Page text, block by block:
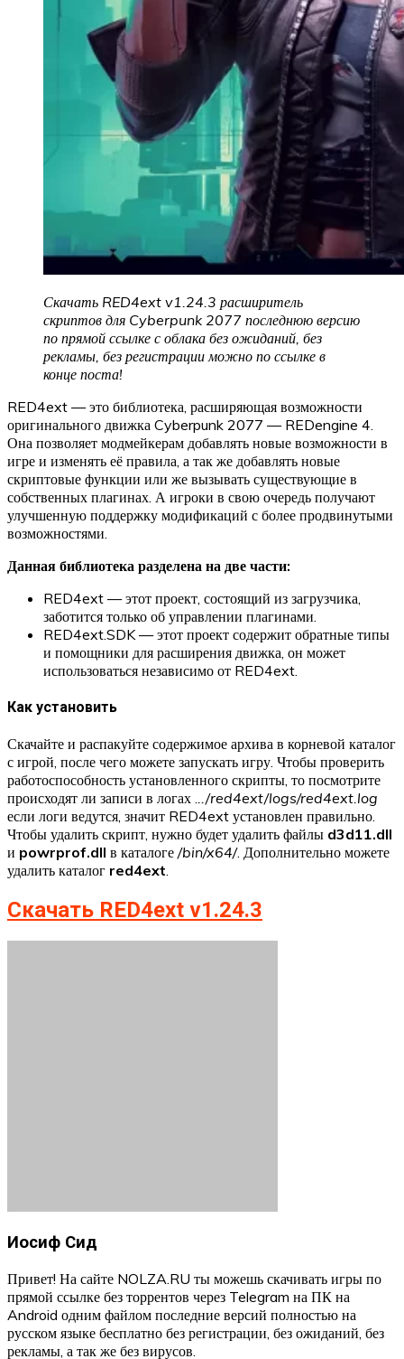
Скачать RED4ext v1.24.3 расширитель
скриптов для Cyberpunk 2077 последнюю версию
по прямой ссылке с облака без ожиданий, без
рекламы, без регистрации можно по ссылке в
конце поста!
RED4ext — это библиотека, расширяющая возможности
оригинального движка Cyberpunk 2077 — REDengine 4.
Она позволяет модмейкерам добавлять новые возможности в
игре и изменять её правила, а так же добавлять новые
скриптовые функции или же вызывать существующие в
собственных плагинах. А игроки в свою очередь получают
улучшенную поддержку модификаций с более продвинутыми
возможностями.
Данная библиотека разделена на две части:
RED4ext — этот проект, состоящий из загрузчика,
заботится только об управлении плагинами.
RED4ext.SDK — этот проект содержит обратные типы
и помощники для расширения движка, он может
использоваться независимо от RED4ext.
Как установить
Скачайте и распакуйте содержимое архива в корневой каталог
с игрой, после чего можете запускать игру. Чтобы проверить
работоспособность установленного скрипты, то посмотрите
происходят ли записи в логах .../red4ext/logs/red4ext.log
если логи ведутся, значит RED4ext установлен правильно.
Чтобы удалить скрипт, нужно будет удалить файлы d3d11.dll
и powrprof.dll в каталоге /bin/x64/. Дополнительно можете
удалить каталог red4ext.
Скачать RED4ext v1.24.3
Иосиф Сид
Привет! На сайте NOLZA.RU ты можешь скачивать игры по
прямой ссылке без торрентов через Telegram на ПК на
Android одним файлом последние версий полностью на
русском языке бесплатно без регистрации, без ожиданий, без
рекламы, а так же без вирусов.